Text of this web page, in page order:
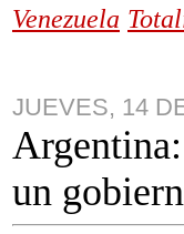
Venezuela
JUEVES, 14
un